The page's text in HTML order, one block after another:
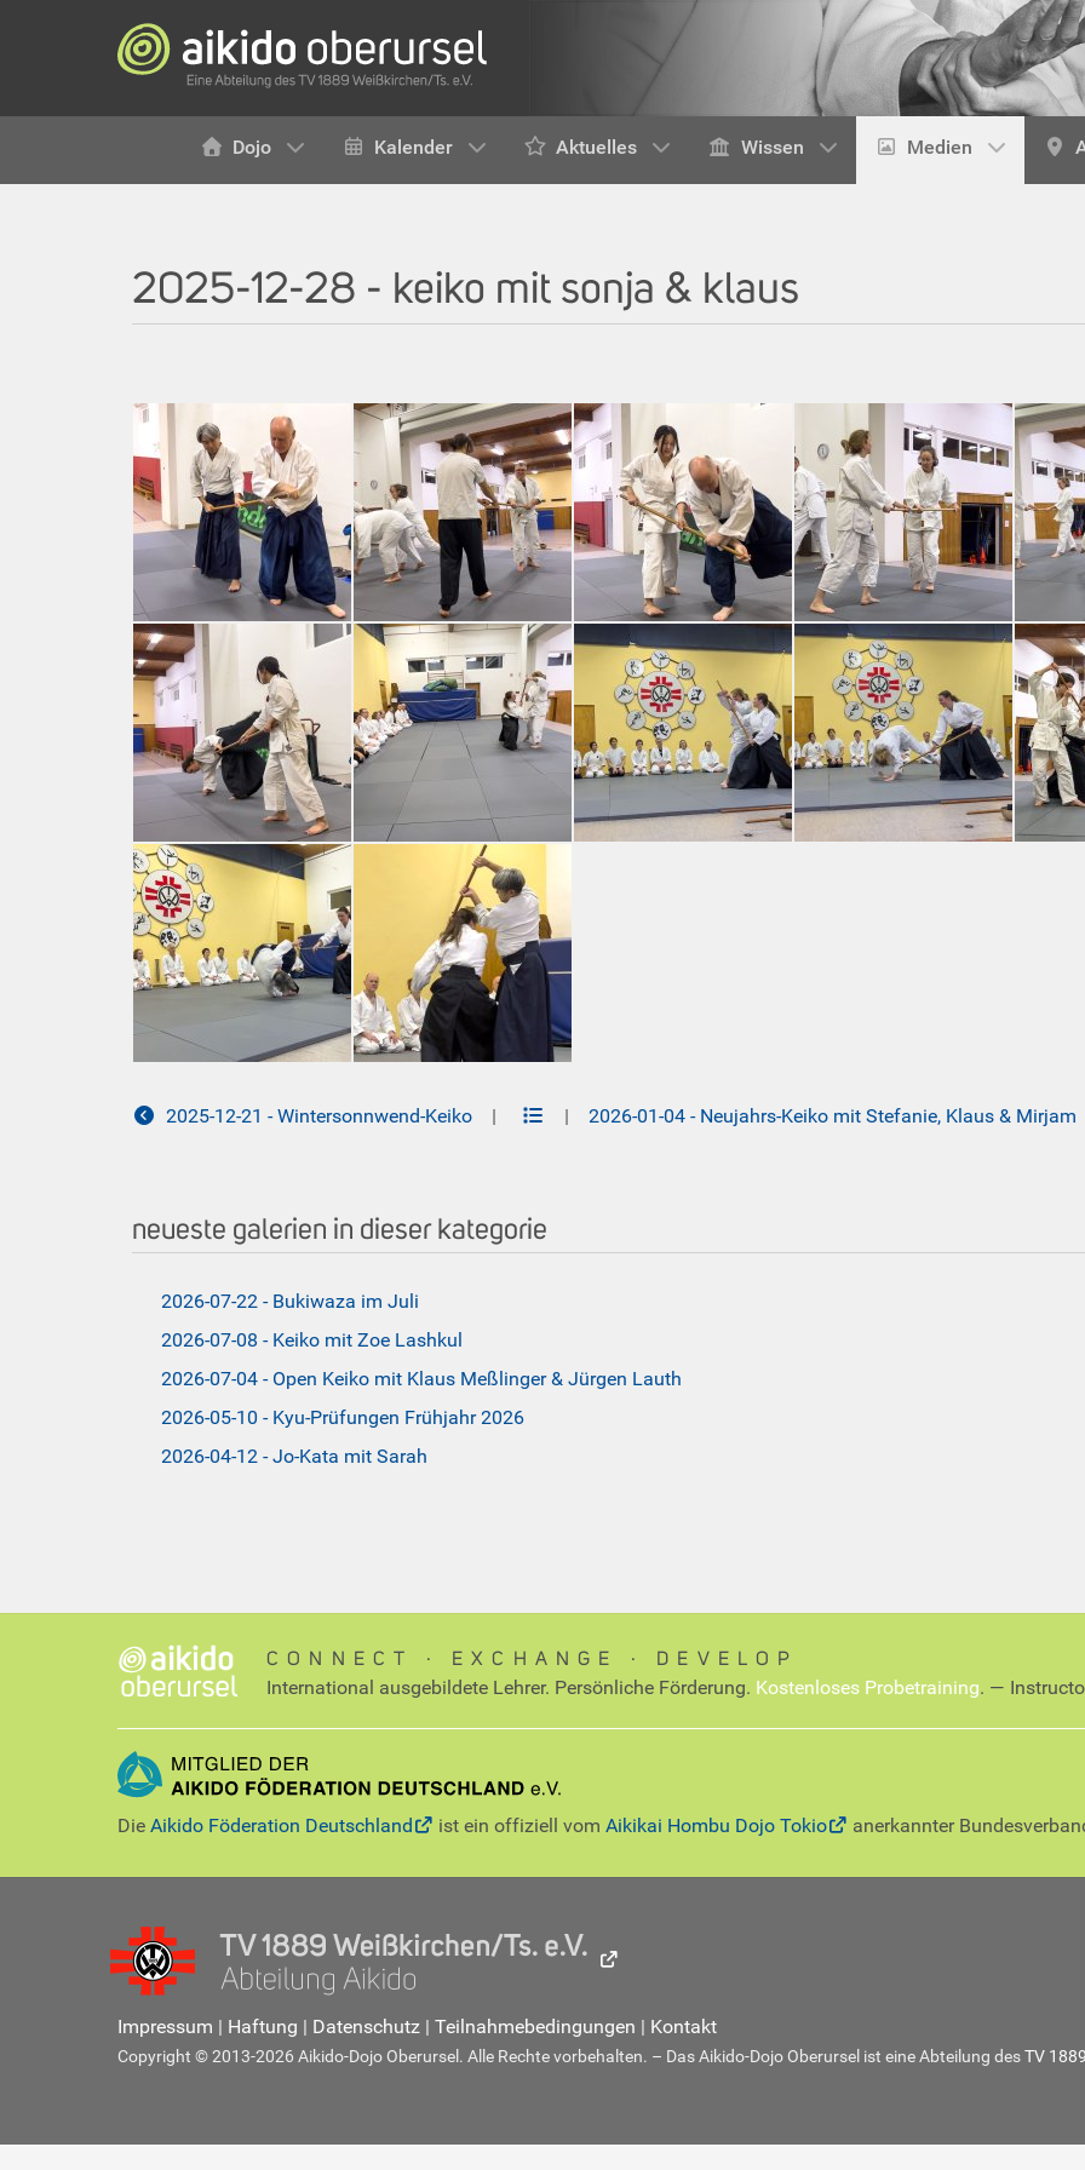
Dojo Kalender Aktuelles Wissen Medien
2025-12-28 - keiko mit sonja & klaus
2025-12-21 - Wintersonnwend-Keiko | | 2026-01-04 - Neujahrs-Keiko mit Stefanie, Klaus & Mirjam
neueste galerien in dieser kategorie
2026-07-22 - Bukiwaza im Juli
2026-07-08 - Keiko mit Zoe Lashkul
2026-07-04 - Open Keiko mit Klaus Meßlinger & Jürgen Lauth
2026-05-10 - Kyu-Prüfungen Frühjahr 2026
2026-04-12 - Jo-Kata mit Sarah
CONNECT ∙ EXCHANGE ∙ DEVELOP
International ausgebildete Lehrer. Persönliche Förderung. Kostenloses Probetraining. —
Die Aikido Föderation Deutschland ist ein offiziell vom Aikikai Hombu Dojo Tokio anerkannter
Impressum | Haftung | Datenschutz | Teilnahmebedingungen | Kontakt
Copyright © 2013-2026 Aikido-Dojo Oberursel. Alle Rechte vorbehalten. – Das Aikido-Dojo Oberursel ist eine Abteilung desTV